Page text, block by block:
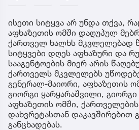
ისეთი სიტყვა არ უნდა თქვა,
აფხაზეთის ომში დაღუპულ
ქართველ ხალხს მკვლელებად
სიტყვები დღეს აფხაზური და
სააგენტოების მიერ არის
ქართველს მკვლელებს
გენერალ-მაიორი, აფხაზეთის
გიორგი ყარყარაშვილი, გიორგი
აფხაზეთის ომში, ქართველების
დახვრეტასთან დაკავშირებით
განცხადებას.